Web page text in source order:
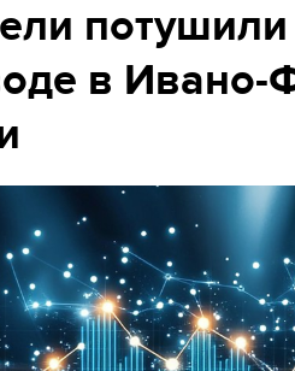
Экономика
в Ивано-